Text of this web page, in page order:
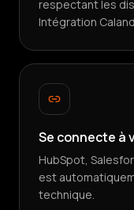
respectant les
Intégration
Se connecte à
HubSpot,
est
technique.